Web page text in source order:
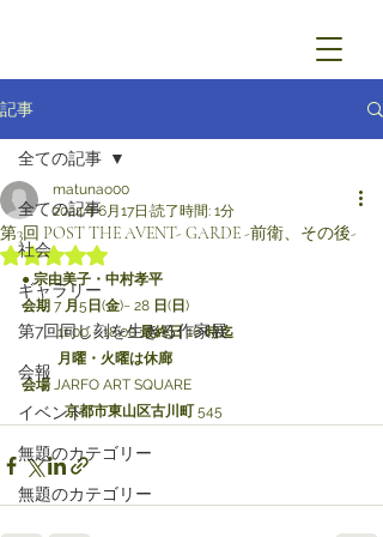
記事
全ての記事
社会
ギャラリー
第7回同じ刻を生きる作家展
会報
イベント
無題のカテゴリー
無題のカテゴリー
全ての記事
第3回 POST THE AVENT- GARDE -前衛、その後-
matunao00
2024年6月17日 読了時間: 1分
5つ星のうちNaNと評価されています。
● 宗由美子・中村孝平
会期 7 月 5 日 (金)~ 28 日 ( 日 )
          11:00 ~ 18:00
最終日 16 時迄
月曜・火曜は休廊
会場 JARFO ART SQUARE
京都市東山区古川町 545